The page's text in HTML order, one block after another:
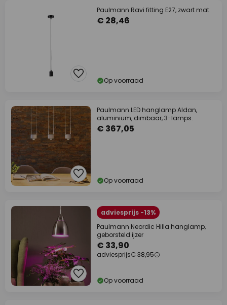
Paulmann Ravi fitting E27, zwart mat
€ 28,46
Op voorraad
Paulmann LED hanglamp Aldan,
aluminium, dimbaar, 3-lamps.
€ 367,05
Op voorraad
adviesprijs -13%
Paulmann Neordic Hilla hanglamp,
geborsteld ijzer
€ 33,90
adviesprijs€ 38,95
Op voorraad